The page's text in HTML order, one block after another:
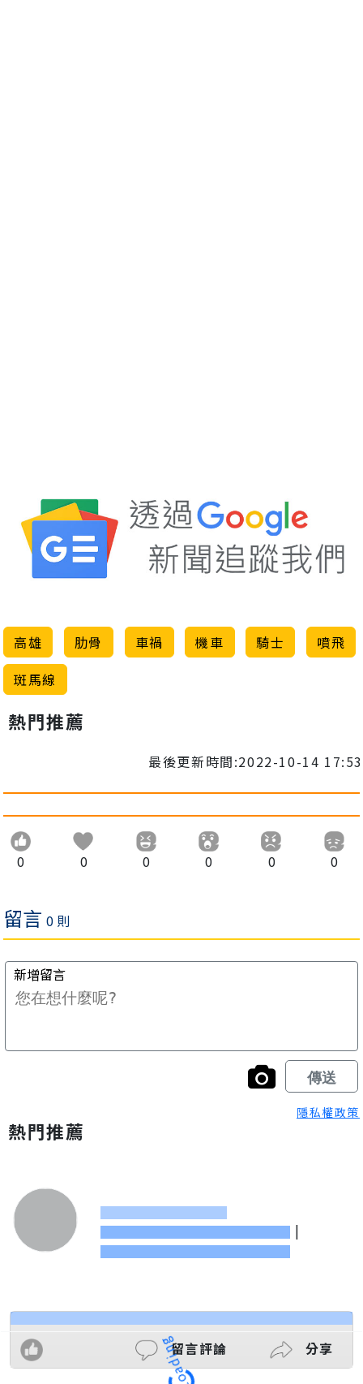
高雄 肋骨 車禍 機車 騎士
噴飛
斑馬線
熱門推薦
最後更新時間:2022-10-14 17:53
0 0 0 0 0 0
隱私權政策
熱門推薦
|
留言評論 分享